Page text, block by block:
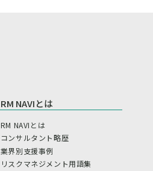
RM NAVIとは
RM NAVIとは
コンサルタント略歴
業界別支援事例
リスクマネジメント用語集